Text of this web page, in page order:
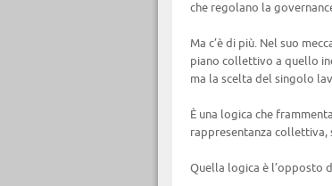
che regolano la
Ma c’è di più. Nel suo
piano collettivo a quello
ma la scelta del singolo
È una logica che
rappresentanza collettiva,
Quella logica è l’opposto